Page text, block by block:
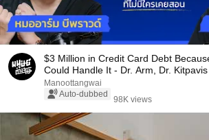
$3 Million in Credit Card Debt
Could Handle It - Dr. Arm, Dr. Kitpavis
Manoottangwai
Auto-dubbed
98K views